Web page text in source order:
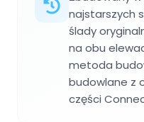
najstarszych
ślady
na obu
metoda
budowlane z
części